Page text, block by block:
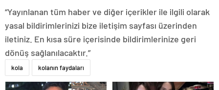
“Yayınlanan tüm haber ve diğer içerikler ile ilgili olarak
yasal bildirimlerinizi bize iletişim sayfası üzerinden
iletiniz. En kısa süre içerisinde bildirimlerinize geri
dönüş sağlanılacaktır.”
kola kolanın faydaları